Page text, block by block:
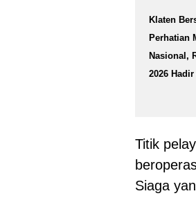
Klaten
Perhatian
Nasional,
2026
Titik
Siaga